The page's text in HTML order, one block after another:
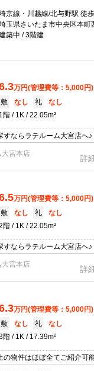
京線・川越線/北与野駅 徒
玉県さいたま市中央区本町
築中
3階建
万円(管理費等：5,000円)
敷
なし 礼
なし
1階
1K 22.05m²
ならラテルーム大宮店へ♪
化しておりますので、納得
ト上に公開されてない物件
ンペーン物件も御座いまし
ります。 ※当物件は、仲介
大宮本店
詳
万円(管理費等：5,000円)
敷
なし 礼
なし
階
1K 22.05m²
ならラテルーム大宮店へ♪
化しておりますので、納得
ト上に公開されてない物件
ンペーン物件も御座いまし
ります。 ※当物件は、仲介
大宮本店
詳
万円(管理費等：5,000円)
敷
なし 礼
なし
階
1K 17.39m²
物件はほぼ全てご紹介可
探しは情報量地域No１